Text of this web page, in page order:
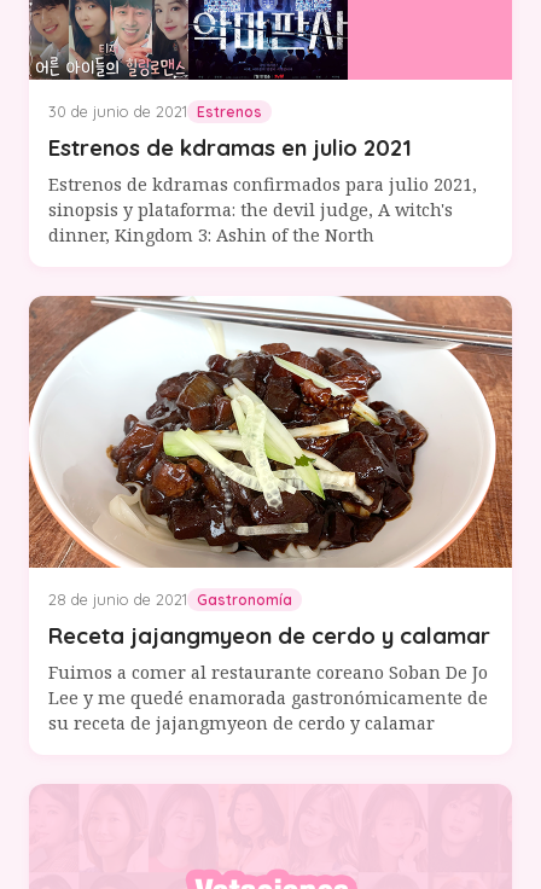
30 de junio de 2021 Estrenos
Estrenos de kdramas en julio 2021
Estrenos de kdramas confirmados para julio 2021,
sinopsis y plataforma: the devil judge, A witch's
dinner, Kingdom 3: Ashin of the North
28 de junio de 2021 Gastronomía
Receta jajangmyeon de cerdo y calamar
Fuimos a comer al restaurante coreano Soban De Jo
Lee y me quedé enamorada gastronómicamente de
su receta de jajangmyeon de cerdo y calamar